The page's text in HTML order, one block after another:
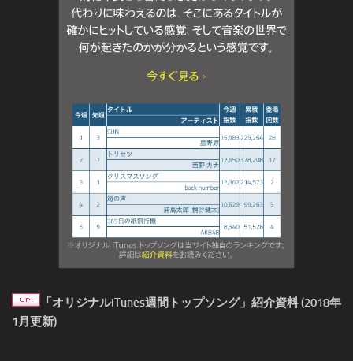
「オリジナルiTunes週間トップソング」紹介資料 (2018年
1月更新)